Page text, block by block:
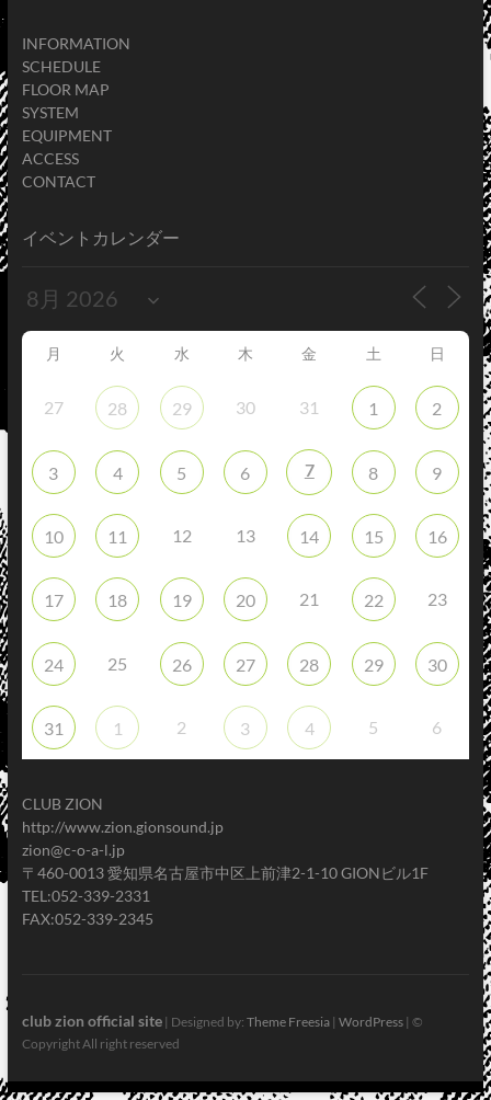
INFORMATION
SCHEDULE
FLOOR MAP
SYSTEM
EQUIPMENT
ACCESS
CONTACT
イベントカレンダー
月 火 水 木 金 土 日
27 28 29 30 31 1 2
3 4 5 6 7 8 9
10 11 12 13 14 15 16
17 18 19 20 21 22 23
24 25 26 27 28 29 30
31 1 2 3 4 5 6
CLUB ZION
http://www.zion.gionsound.jp
zion@c-o-a-l.jp
〒460-0013 愛知県名古屋市中区上前津2-1-10 GIONビル1F
TEL:052-339-2331
FAX:052-339-2345
club zion official site| Designed by: Theme Freesia| WordPress| ©
Copyright All right reserved